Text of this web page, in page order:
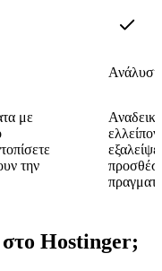
με
την
Ανάλυση
στο Hostinger;